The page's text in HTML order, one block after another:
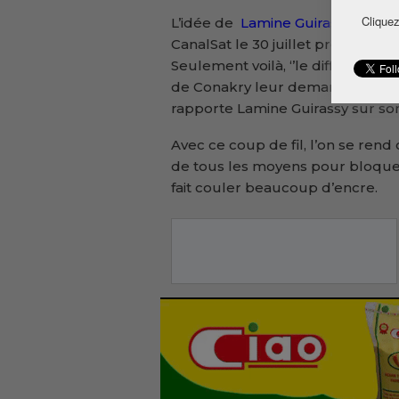
L’idée de Lamine Guirassy
est
CanalSat le 30 juillet prochain,
Seulement voilà, ‘’le diffuseur
de Conakry leur demandant de
rapporte Lamine Guirassy sur
Avec ce coup de fil, l’on se
de tous les moyens pour
fait couler beaucoup d’encre.